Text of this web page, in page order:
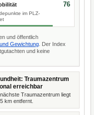
im PLZ-
76
und öffentlich
Gewichtung . Der Index
und keine
Traumazentrum
erreichbar
Traumazentrum liegt
km entfernt.